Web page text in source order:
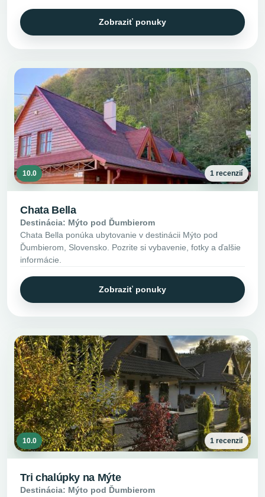
Zobraziť ponuky
10.0 1 recenzií
Chata Bella
Destinácia: Mýto pod Ďumbierom
Chata Bella ponúka ubytovanie v destinácii Mýto pod
Ďumbierom, Slovensko. Pozrite si vybavenie, fotky a ďalšie
informácie.
Zobraziť ponuky
10.0 1 recenzií
Tri chalúpky na Mýte
Destinácia: Mýto pod Ďumbierom